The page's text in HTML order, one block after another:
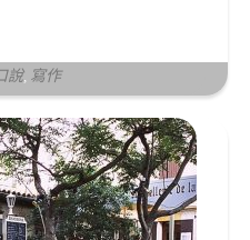
說, 寫作